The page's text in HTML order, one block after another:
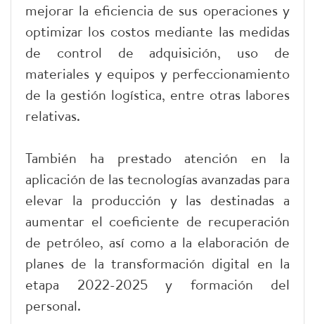
mejorar la eficiencia de sus operaciones y
optimizar los costos mediante las medidas
de control de adquisición, uso de
materiales y equipos y perfeccionamiento
de la gestión logística, entre otras labores
relativas.
También ha prestado atención en la
aplicación de las tecnologías avanzadas para
elevar la producción y las destinadas a
aumentar el coeficiente de recuperación
de petróleo, así como a la elaboración de
planes de la transformación digital en la
etapa 2022-2025 y formación del
personal.